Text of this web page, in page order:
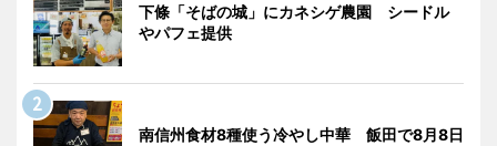
下條「そばの城」にカネシゲ農園 シードル
やパフェ提供
南信州食材8種使う冷やし中華 飯田で8月8日